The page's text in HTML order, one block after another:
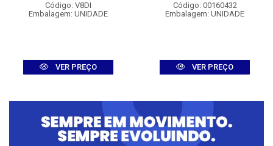
Código: V8DI
Embalagem: UNIDADE
VER PREÇO
Código: 00160432
Embalagem: UNIDADE
VER PREÇO